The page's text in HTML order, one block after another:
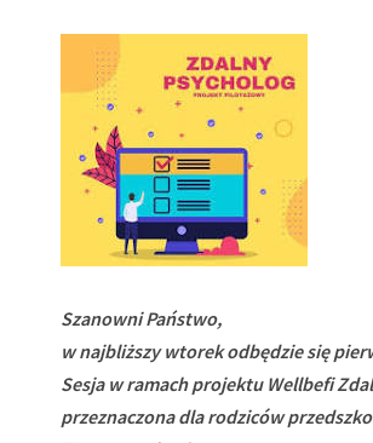
Szanowni Państwo,
w najbliższy wtorek odbędzie się
Sesja w ramach projektu Wellbefi
przeznaczona dla rodziców